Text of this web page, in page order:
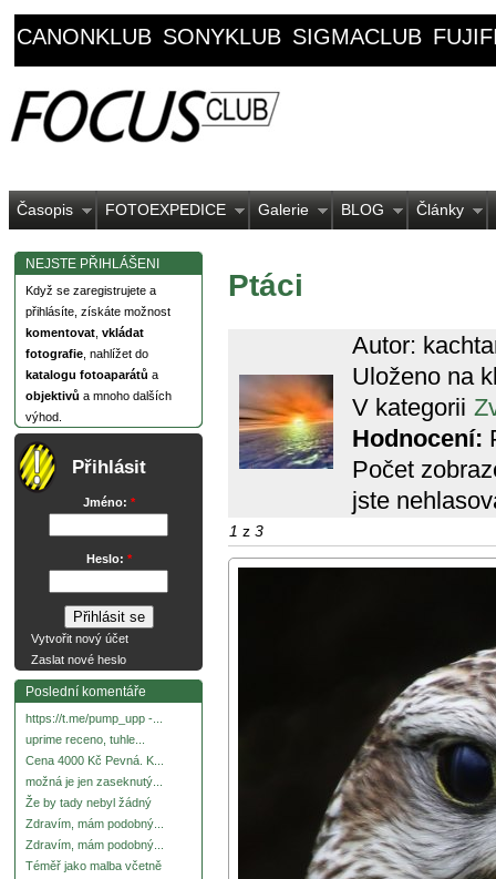
CANONKLUB SONYKLUB SIGMACLUB
Časopis FOTOEXPEDICE Galerie BLOG Články
NEJSTE PŘIHLÁŠENI
Když se zaregistrujete a
přihlásíte, získáte možnost
komentovat vkládat
fotografie , nahlížet do
katalogu fotoaparátů a
objektivů a mnoho dalších
výhod.
Přihlásit
Jméno: *
Heslo: *
Vytvořit nový účet
Zaslat nové heslo
Poslední komentáře
https://t.me/pump_upp -...
uprime receno, tuhle...
Cena 4000 Kč Pevná. K...
možná je jen zaseknutý...
Že by tady nebyl žádný
Zdravím, mám podobný...
Zdravím, mám podobný...
Téměř jako malba včetně
Ptáci
Autor:
Uloženo na
V kategorii
Hodnocení:
Počet
jste
1 z 3